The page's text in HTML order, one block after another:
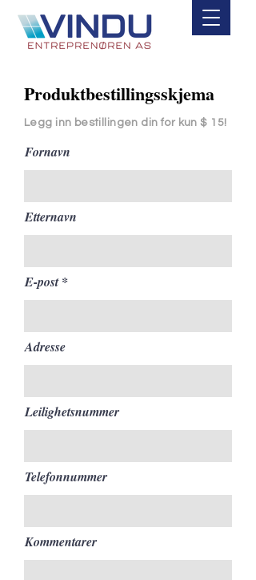
Produktbestillingsskjema
Legg inn bestillingen din for kun $ 15!
Fornavn
Etternavn
E-post
Adresse
Leilighetsnummer
Telefonnummer
Kommentarer